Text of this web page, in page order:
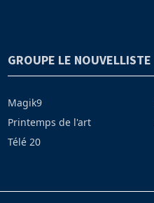
GROUPE LE NOUVELLISTE
Magik9
Printemps de l'art
Télé 20